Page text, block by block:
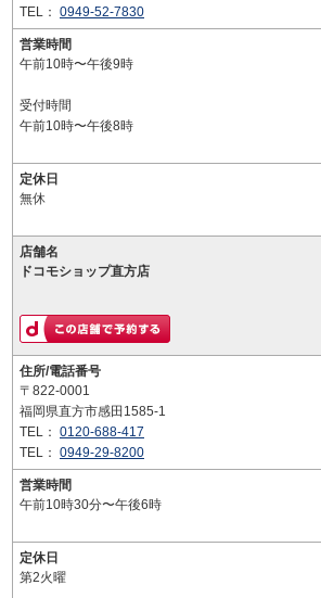
TEL： 0949-52-7830
営業時間
午前10時〜午後9時
受付時間
午前10時〜午後8時
定休日
無休
店舗名
ドコモショップ直方店
住所/電話番号
〒822-0001
福岡県直方市感田1585-1
TEL： 0120-688-417
TEL： 0949-29-8200
営業時間
午前10時30分〜午後6時
定休日
第2火曜